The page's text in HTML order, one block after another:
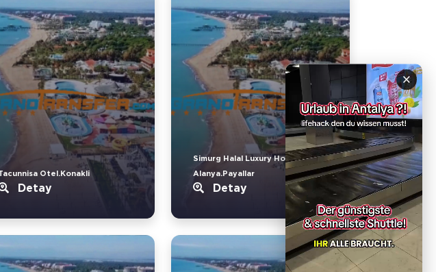
×
Otel.Konakli
Detay
Simurg Halal Luxury Hotel
Alanya.Payallar
Detay